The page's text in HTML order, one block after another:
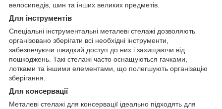
велосипедів, шин та інших великих предметів.
Для інструментів
Спеціальні інструментальні металеві стелажі дозволяють
організовано зберігати всі необхідні інструменти,
забезпечуючи швидкий доступ до них і захищаючи від
пошкоджень. Такі стелажі часто оснащуються гачками,
лотками та іншими елементами, що полегшують організацію
зберігання.
Для консервації
Металеві стелажі для консервації ідеально підходять для